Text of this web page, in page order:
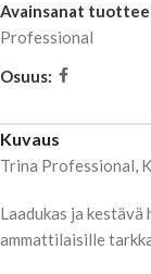
Avainsanat
Professional
Osuus:
Kuvaus
Trina Professional,
Laadukas ja
ammattilaisille